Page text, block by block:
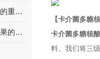
高剪切均质机是食品行业的重要加工设备
影响高剪切均质机均质结果的因素有哪些
【卡介菌多糖
卡介菌多糖核
料。我们将三